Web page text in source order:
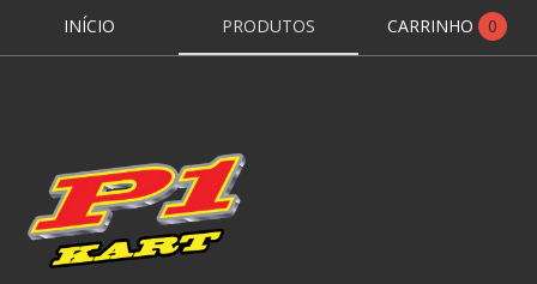
INÍCIO PRODUTOS CARRINHO 0